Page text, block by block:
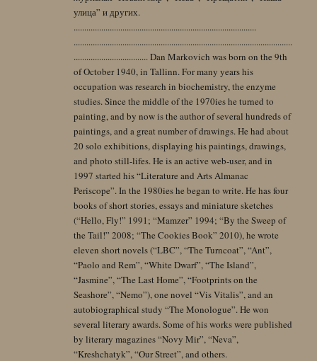
улица” и других.
......................................................................................
.......................................................................................................
................................... Dan Markovich was born on the 9th
of October 1940, in Tallinn. For many years his
occupation was research in biochemistry, the enzyme
studies. Since the middle of the 1970ies he turned to
painting, and by now is the author of several hundreds of
paintings, and a great number of drawings. He had about
20 solo exhibitions, displaying his paintings, drawings,
and photo still-lifes. He is an active web-user, and in
1997 started his “Literature and Arts Almanac
Periscope”. In the 1980ies he began to write. He has four
books of short stories, essays and miniature sketches
(“Hello, Fly!” 1991; “Mamzer” 1994; “By the Sweep of
the Tail!” 2008; “The Cookies Book” 2010), he wrote
eleven short novels (“LBC”, “The Turncoat”, “Ant”,
“Paolo and Rem”, “White Dwarf”, “The Island”,
“Jasmine”, “The Last Home”, “Footprints on the
Seashore”, “Nemo”), one novel “Vis Vitalis”, and an
autobiographical study “The Monologue”. He won
several literary awards. Some of his works were published
by literary magazines “Novy Mir”, “Neva”,
“Kreshchatyk”, “Our Street”, and others.